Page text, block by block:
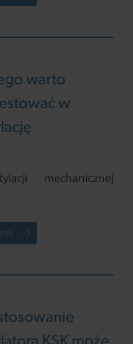
warto
w
mechanicznej